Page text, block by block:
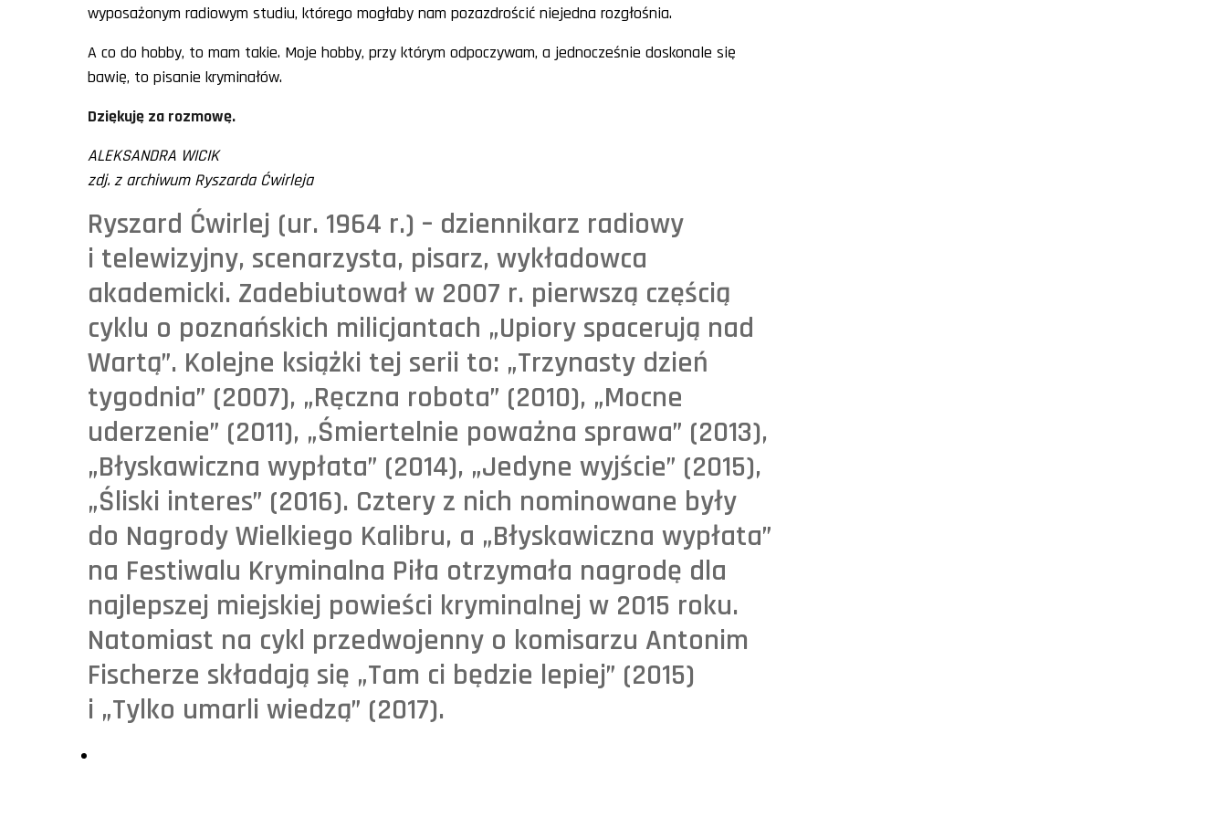
wyposażonym radiowym studiu, którego mogłaby nam pozazdrościć niejedna rozgłośnia.
A co do hobby, to mam takie. Moje hobby, przy którym odpoczywam, a jednocześnie doskonale się
bawię, to pisanie kryminałów.
Dziękuję za rozmowę.
ALEKSANDRA WICIK
zdj. z archiwum Ryszarda Ćwirleja
Ryszard Ćwirlej (ur. 1964 r.) – dziennikarz radiowy
i telewizyjny, scenarzysta, pisarz, wykładowca
akademicki. Zadebiutował w 2007 r. pierwszą częścią
cyklu o poznańskich milicjantach „Upiory spacerują nad
Wartą”. Kolejne książki tej serii to: „Trzynasty dzień
tygodnia” (2007), „Ręczna robota” (2010), „Mocne
uderzenie” (2011), „Śmiertelnie poważna sprawa” (2013),
„Błyskawiczna wypłata” (2014), „Jedyne wyjście” (2015),
„Śliski interes” (2016). Cztery z nich nominowane były
do Nagrody Wielkiego Kalibru, a „Błyskawiczna wypłata”
na Festiwalu Kryminalna Piła otrzymała nagrodę dla
najlepszej miejskiej powieści kryminalnej w 2015 roku.
Natomiast na cykl przedwojenny o komisarzu Antonim
Fischerze składają się „Tam ci będzie lepiej” (2015)
i „Tylko umarli wiedzą” (2017).